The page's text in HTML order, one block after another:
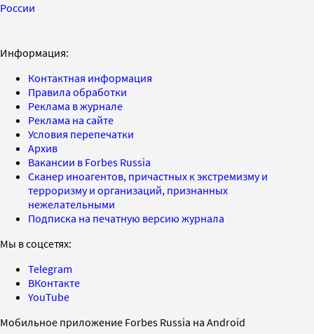
России
Информация:
Контактная информация
Правила обработки
Реклама в журнале
Реклама на сайте
Условия перепечатки
Архив
Вакансии в Forbes Russia
Сканер иноагентов, причастных к экстремизму и
терроризму и организаций, признанных
нежелательными
Подписка на печатную версию журнала
Мы в соцсетях:
Telegram
ВКонтакте
YouTube
Мобильное приложение Forbes Russia на Android